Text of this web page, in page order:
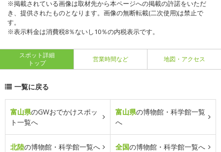
※掲載されている画像は取材先から本ページへの掲載の許諾をいただ
き、提供されたものとなります。画像の無断転載(二次使用)は禁止で
す。
※表示料金は消費税8％ないし10％の内税表示です。
スポット詳細
トップ
営業時間など 地図・アクセス
一覧に戻る
富山県のGWおでかけスポッ
ト一覧へ
富山県の博物館・科学館一覧
へ
北陸の博物館・科学館一覧へ 全国の博物館・科学館一覧へ